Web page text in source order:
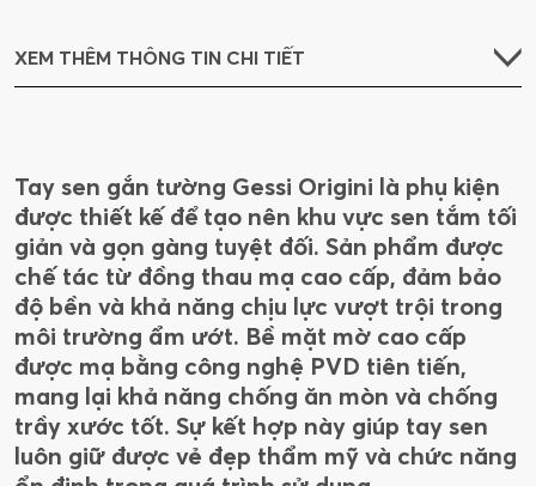
XEM THÊM THÔNG TIN CHI TIẾT
Tay sen gắn tường Gessi Origini là phụ kiện
được thiết kế để tạo nên khu vực sen tắm tối
giản và gọn gàng tuyệt đối. Sản phẩm được
chế tác từ đồng thau mạ cao cấp, đảm bảo
độ bền và khả năng chịu lực vượt trội trong
môi trường ẩm ướt. Bề mặt mờ cao cấp
được mạ bằng công nghệ PVD tiên tiến,
mang lại khả năng chống ăn mòn và chống
trầy xước tốt. Sự kết hợp này giúp tay sen
luôn giữ được vẻ đẹp thẩm mỹ và chức năng